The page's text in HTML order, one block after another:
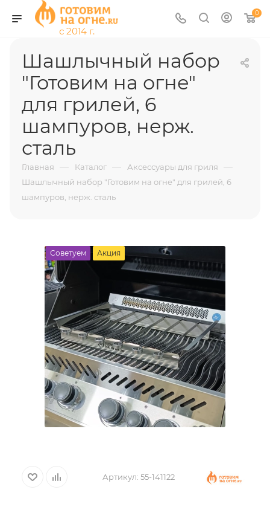
0
Шашлычный набор
"Готовим на огне"
для грилей, 6
шампуров, нерж.
сталь
Главная — Каталог — Аксессуары для гриля —
Шашлычный набор "Готовим на огне" для грилей, 6
шампуров, нерж. сталь
Советуем Акция
Артикул: 55-141122